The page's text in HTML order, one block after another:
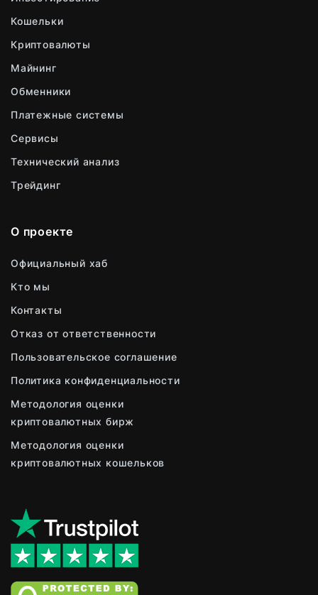
Кошельки
Криптовалюты
Майнинг
Обменники
Платежные системы
Сервисы
Технический анализ
Трейдинг
О проекте
Официальный хаб
Кто мы
Контакты
Отказ от ответственности
Пользовательское соглашение
Политика конфиденциальности
Методология оценки
криптовалютных бирж
Методология оценки
криптовалютных кошельков